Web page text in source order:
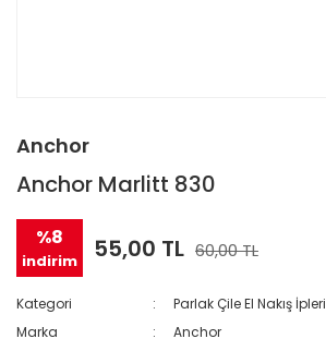
Anchor
Anchor Marlitt 830
%8
indirim 55,00 TL 60,00 TL
Kategori
Parlak Çile El Nakış İpleri
Marka
Anchor